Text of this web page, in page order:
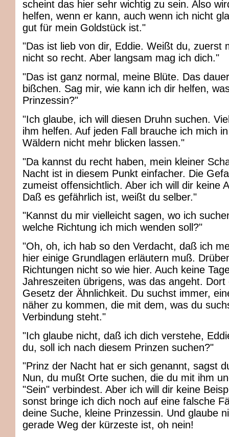
scheint das hier sehr wichtig zu sein. Also
helfen, wenn er kann, auch wenn ich nicht
gut für mein Goldstück ist."
"Das ist lieb von dir, Eddie. Weißt du, zuerst
nicht so recht. Aber langsam mag ich dich."
"Das ist ganz normal, meine Blüte. Das
bißchen. Sag mir, wie kann ich dir helfen,
Prinzessin?"
"Ich glaube, ich will diesen Druhn suchen.
ihm helfen. Auf jeden Fall brauche ich mich
Wäldern nicht mehr blicken lassen."
"Da kannst du recht haben, mein kleiner
Nacht ist in diesem Punkt einfacher. Die
zumeist offensichtlich. Aber ich will dir keine
Daß es gefährlich ist, weißt du selber."
"Kannst du mir vielleicht sagen, wo ich
welche Richtung ich mich wenden soll?"
"Oh, oh, ich hab so den Verdacht, daß ich
hier einige Grundlagen erläutern muß.
Richtungen nicht so wie hier. Auch keine
Jahreszeiten übrigens, was das angeht. Dort
Gesetz der Ähnlichkeit. Du suchst immer,
näher zu kommen, die mit dem, was du
Verbindung steht."
"Ich glaube nicht, daß ich dich verstehe,
du, soll ich nach diesem Prinzen suchen?"
"Prinz der Nacht hat er sich genannt, sagst
Nun, du mußt Orte suchen, die du mit ihm
"Sein" verbindest. Aber ich will dir keine
sonst bringe ich dich noch auf eine falsche
deine Suche, kleine Prinzessin. Und glaube
gerade Weg der kürzeste ist, oh nein!